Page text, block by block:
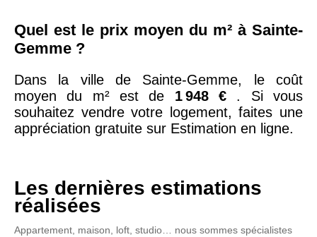
Quel est le prix moyen du m² à Sainte-
Gemme ?
Dans la ville de Sainte-Gemme, le coût
moyen du m² est de 1 948 € . Si vous
souhaitez vendre votre logement, faites une
appréciation gratuite sur Estimation en ligne.
Les dernières estimations
réalisées
Appartement, maison, loft, studio… nous sommes spécialistes